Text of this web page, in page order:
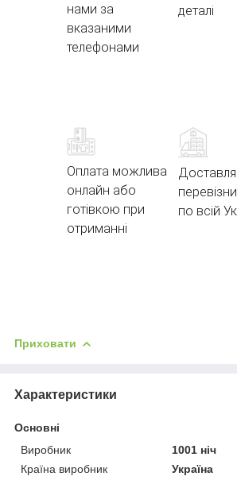
нами за
вказаними
телефонами
деталі
Оплата можлива
онлайн або
готівкою при
отриманні
по всій
Приховати
Характеристики
Основні
Виробник
1001 ніч
Країна виробник
Україна